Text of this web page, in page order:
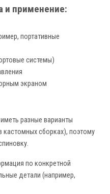
и применение:
портативные
системы)
экраном
разные варианты
кастомных сборках), поэтому
по конкретной
детали (например,